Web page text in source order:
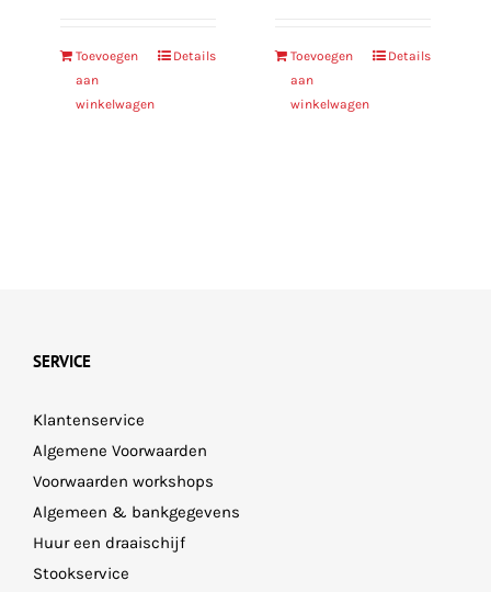
Toevoegen
aan
winkelwagen
Details
Toevoegen
aan
winkelwagen
Details
SERVICE
Klantenservice
Algemene Voorwaarden
Voorwaarden workshops
Algemeen & bankgegevens
Huur een draaischijf
Stookservice